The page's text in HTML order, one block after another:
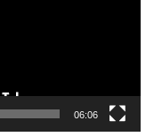
06:06